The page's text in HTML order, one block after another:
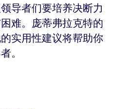
导者们要培养决断力
难。庞蒂弗拉克特的
实用性建议将帮助你
。